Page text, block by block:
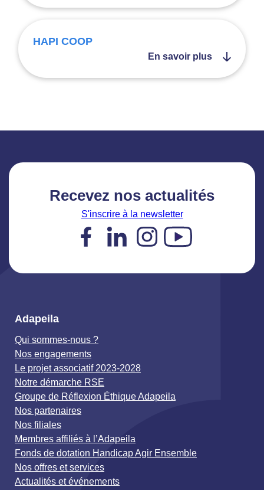
HAPI COOP
En savoir plus
Recevez nos actualités
S'inscrire à la newsletter
Facebook
LinkedIn
Instagram
YouTube
Adapeila
Qui sommes-nous ?
Nos engagements
Le projet associatif 2023-2028
Notre démarche RSE
Groupe de Réflexion Éthique Adapeila
Nos partenaires
Nos filiales
Membres affiliés à l’Adapeila
Fonds de dotation Handicap Agir Ensemble
Nos offres et services
Actualités et événements